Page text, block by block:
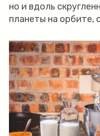
но и вдоль
планеты на орбите,